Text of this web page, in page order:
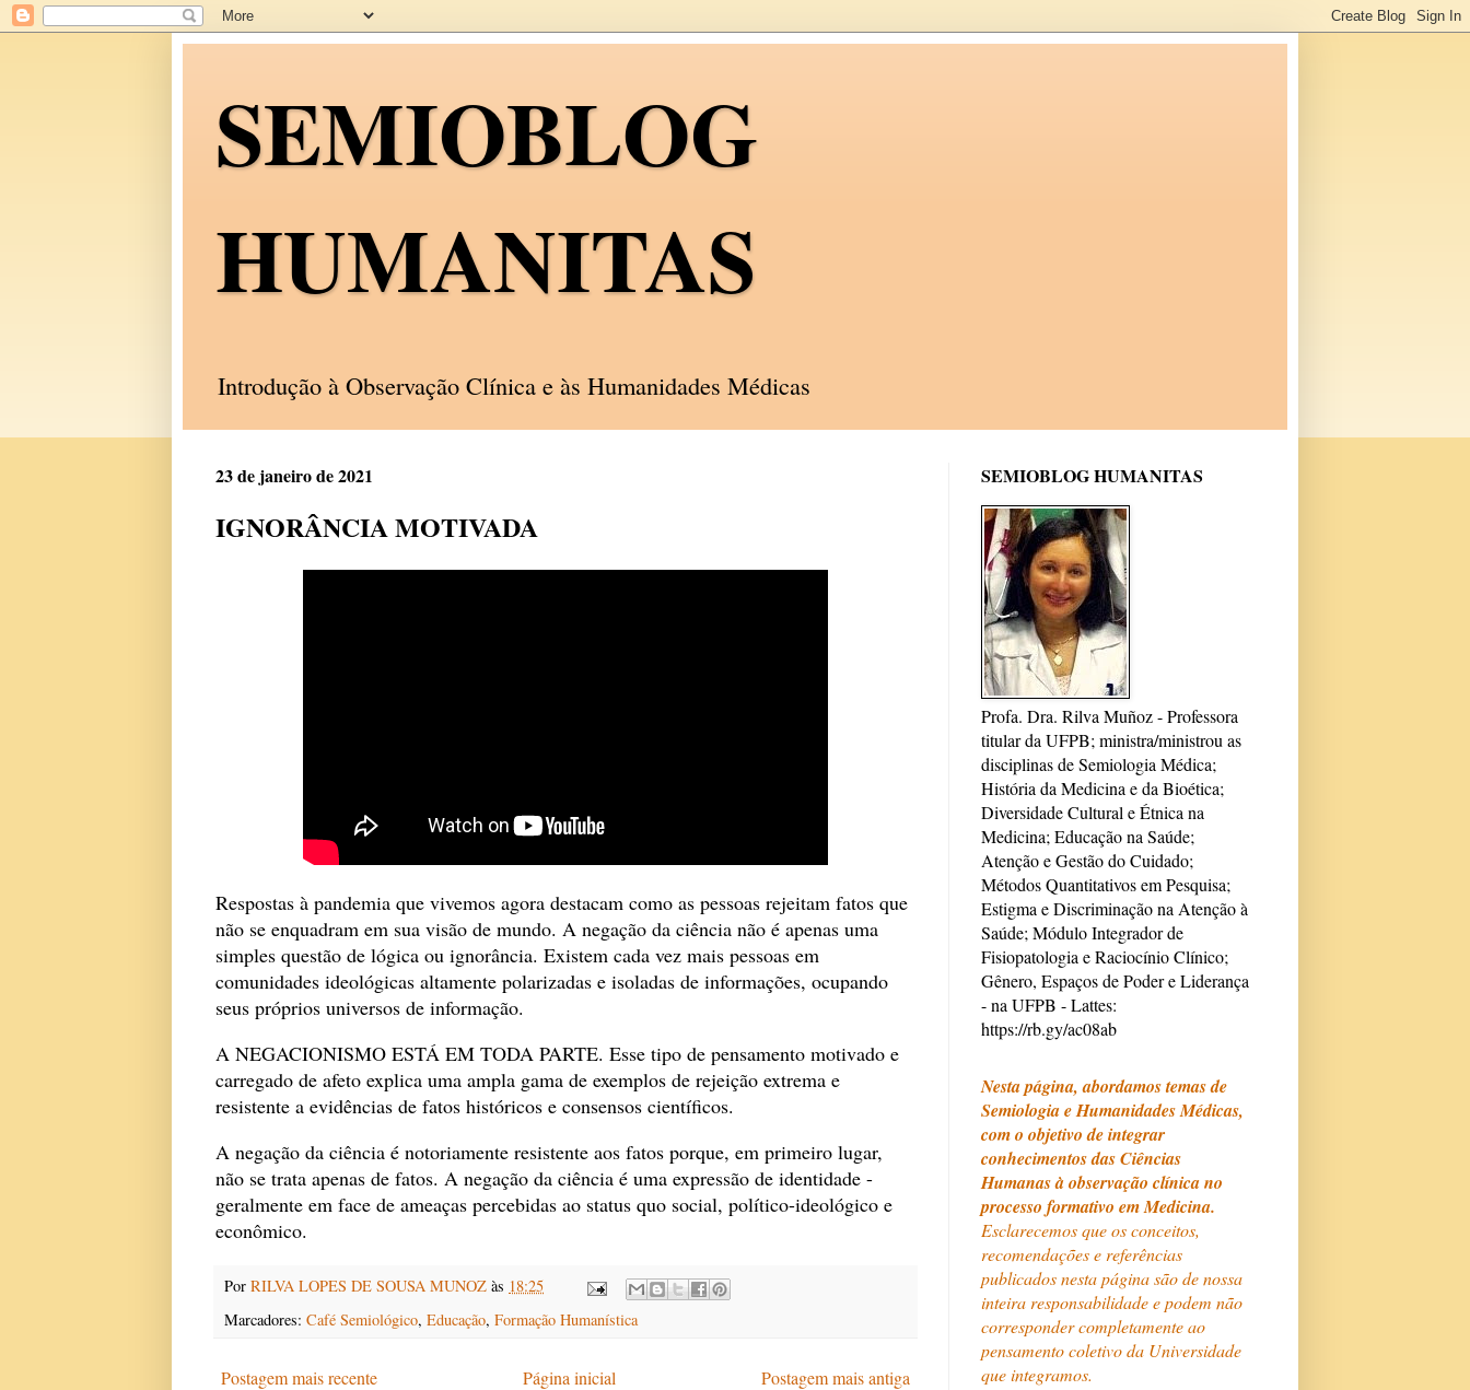
SEMIOBLOG
HUMANITAS
Introdução à Observação Clínica e às Humanidades Médicas
23 de janeiro de 2021
IGNORÂNCIA MOTIVADA
Respostas à pandemia que vivemos agora destacam como as pessoas rejeitam fatos que
não se enquadram em sua visão de mundo. A negação da ciência não é apenas uma
simples questão de lógica ou ignorância. Existem cada vez mais pessoas em
comunidades ideológicas altamente polarizadas e isoladas de informações, ocupando
seus próprios universos de informação.
A NEGACIONISMO ESTÁ EM TODA PARTE. Esse tipo de pensamento motivado e
carregado de afeto explica uma ampla gama de exemplos de rejeição extrema e
resistente a evidências de fatos históricos e consensos científicos.
A negação da ciência é notoriamente resistente aos fatos porque, em primeiro lugar,
não se trata apenas de fatos. A negação da ciência é uma expressão de identidade -
geralmente em face de ameaças percebidas ao status quo social, político-ideológico e
econômico.
Por RILVA LOPES DE SOUSA MUNOZ às 18:25
Marcadores: Café Semiológico, Educação, Formação Humanística
Postagem mais recente Postagem mais antiga
Página inicial
SEMIOBLOG HUMANITAS
Profa. Dra. Rilva Muñoz - Professora
titular da UFPB; ministra/ministrou as
disciplinas de Semiologia Médica;
História da Medicina e da Bioética;
Diversidade Cultural e Étnica na
Medicina; Educação na Saúde;
Atenção e Gestão do Cuidado;
Métodos Quantitativos em Pesquisa;
Estigma e Discriminação na Atenção à
Saúde; Módulo Integrador de
Fisiopatologia e Raciocínio Clínico;
Gênero, Espaços de Poder e Liderança
- na UFPB - Lattes:
https://rb.gy/ac08ab
Nesta página, abordamos temas de
Semiologia e Humanidades Médicas,
com o objetivo de integrar
conhecimentos das Ciências
Humanas à observação clínica no
processo formativo em Medicina.
Esclarecemos que os conceitos,
recomendações e referências
publicados nesta página são de nossa
inteira responsabilidade e podem não
corresponder completamente ao
pensamento coletivo da Universidade
que integramos.